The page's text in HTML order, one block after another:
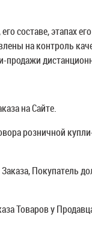
составе, этапах
на контроль
продажи
на Сайте.
розничной
Покупатель
Товаров у